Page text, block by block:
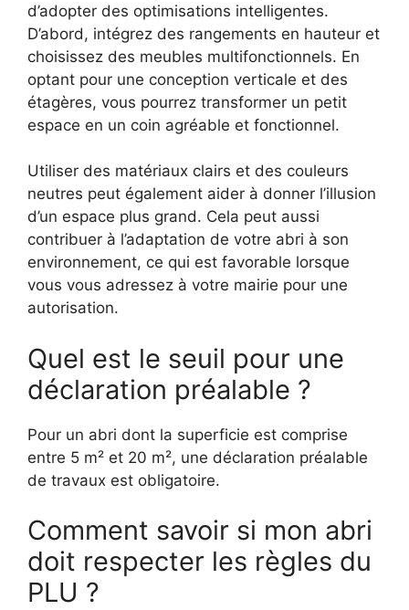
d’adopter des optimisations intelligentes.
D’abord, intégrez des rangements en hauteur et
choisissez des meubles multifonctionnels. En
optant pour une conception verticale et des
étagères, vous pourrez transformer un petit
espace en un coin agréable et fonctionnel.
Utiliser des matériaux clairs et des couleurs
neutres peut également aider à donner l’illusion
d’un espace plus grand. Cela peut aussi
contribuer à l’adaptation de votre abri à son
environnement, ce qui est favorable lorsque
vous vous adressez à votre mairie pour une
autorisation.
Quel est le seuil pour une
déclaration préalable ?
Pour un abri dont la superficie est comprise
entre 5 m² et 20 m², une déclaration préalable
de travaux est obligatoire.
Comment savoir si mon abri
doit respecter les règles du
PLU ?